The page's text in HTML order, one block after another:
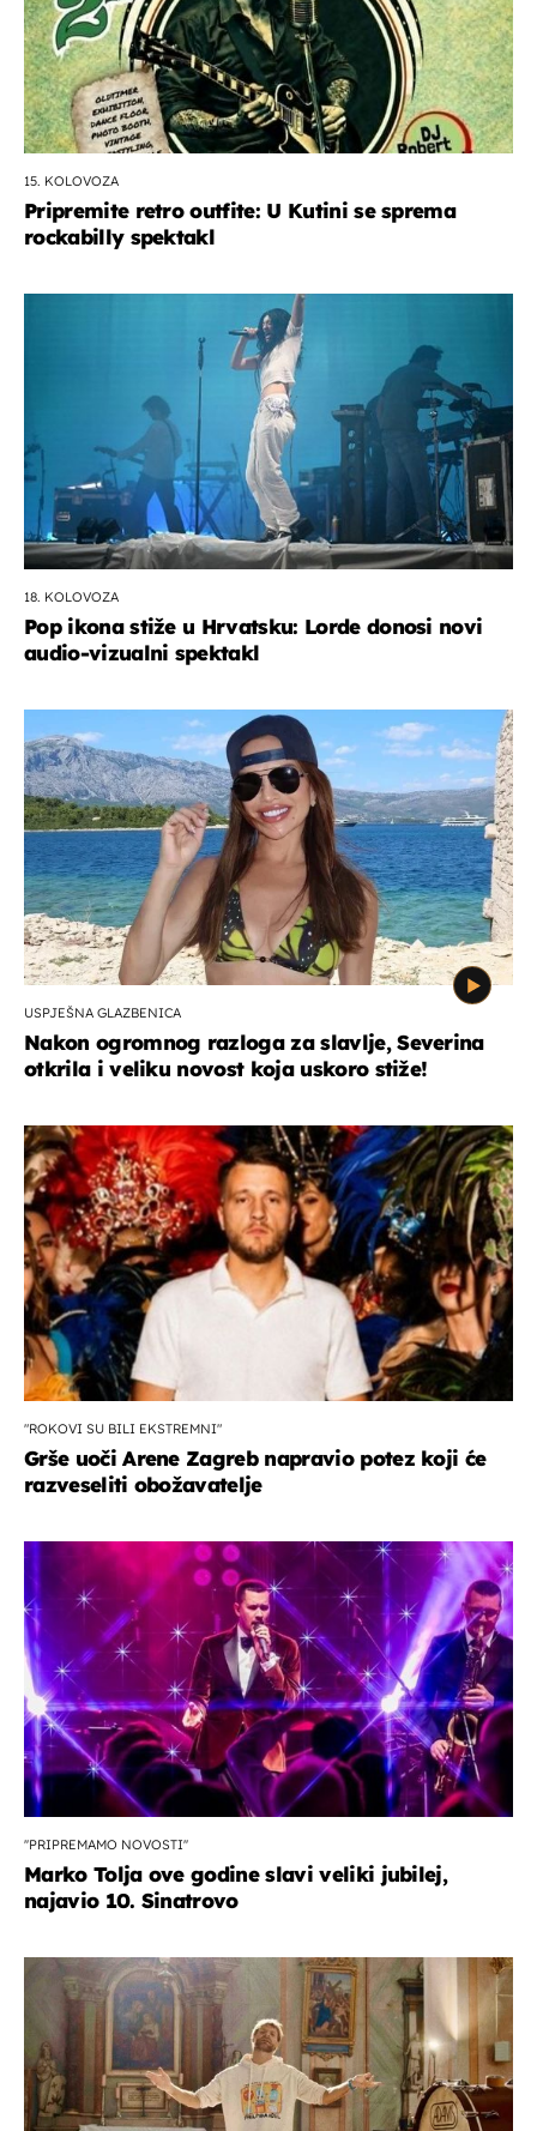
15. KOLOVOZA
Pripremite retro outfite: U Kutini se sprema
rockabilly spektakl
18. KOLOVOZA
Pop ikona stiže u Hrvatsku: Lorde donosi novi
audio-vizualni spektakl
USPJEŠNA GLAZBENICA
Nakon ogromnog razloga za slavlje, Severina
otkrila i veliku novost koja uskoro stiže!
"ROKOVI SU BILI EKSTREMNI"
Grše uoči Arene Zagreb napravio potez koji će
razveseliti obožavatelje
''PRIPREMAMO NOVOSTI''
Marko Tolja ove godine slavi veliki jubilej,
najavio 10. Sinatrovo